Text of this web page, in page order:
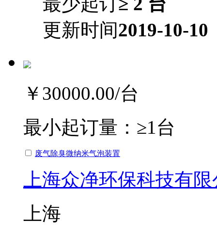
更新时间2019-10-10
￥30000.00/台
最小起订量： ≥1台
废气除臭微纳米气泡装置
上海众净环保科技有
上海